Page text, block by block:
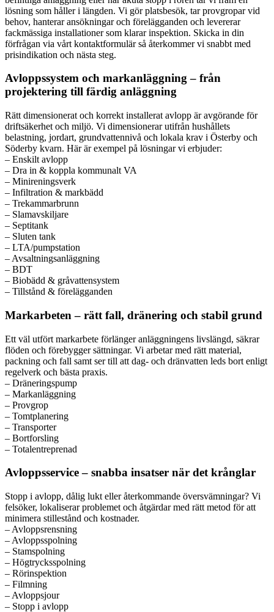
lösning som håller i längden. Vi gör platsbesök, tar provgropar vid
behov, hanterar ansökningar och förelägganden och levererar
fackmässiga installationer som klarar inspektion. Skicka in din
förfrågan via vårt kontaktformulär så återkommer vi snabbt med
prisindikation och nästa steg.
Avloppssystem och markanläggning – från
projektering till färdig anläggning
Rätt dimensionerat och korrekt installerat avlopp är avgörande för
driftsäkerhet och miljö. Vi dimensionerar utifrån hushållets
belastning, jordart, grundvattennivå och lokala krav i Österby och
Söderby kvarn. Här är exempel på lösningar vi erbjuder:
– Enskilt avlopp
– Dra in & koppla kommunalt VA
– Minireningsverk
– Infiltration & markbädd
– Trekammarbrunn
– Slamavskiljare
– Septitank
– Sluten tank
– LTA/pumpstation
– Avsaltningsanläggning
– BDT
– Biobädd & gråvattensystem
– Tillstånd & förelägganden
Markarbeten – rätt fall, dränering och stabil grund
Ett väl utfört markarbete förlänger anläggningens livslängd, säkrar
flöden och förebygger sättningar. Vi arbetar med rätt material,
packning och fall samt ser till att dag- och dränvatten leds bort enligt
regelverk och bästa praxis.
– Dräneringspump
– Markanläggning
– Provgrop
– Tomtplanering
– Transporter
– Bortforsling
– Totalentreprenad
Avloppsservice – snabba insatser när det krånglar
Stopp i avlopp, dålig lukt eller återkommande översvämningar? Vi
felsöker, lokaliserar problemet och åtgärdar med rätt metod för att
minimera stillestånd och kostnader.
– Avloppsrensning
– Avloppsspolning
– Stamspolning
– Högtrycksspolning
– Rörinspektion
– Filmning
– Avloppsjour
– Stopp i avlopp